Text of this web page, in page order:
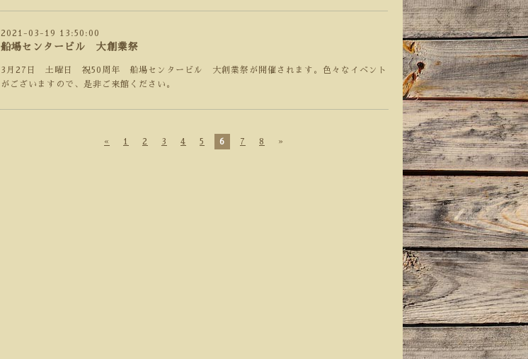
2021-03-19 13:50:00
船場センタービル 大創業祭
3月27日 土曜日 祝50周年 船場センタービル 大創業祭が開催されます。色々なイベント
がございますので、是非ご来館ください。
« 1 2 3 4 5 6 7 8 »